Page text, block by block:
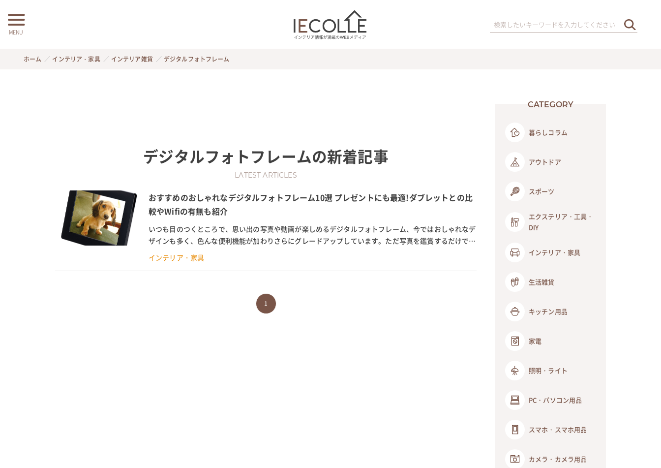
MENU
ホーム インテリア・家具 インテリア雑貨 デジタルフォトフレーム
デジタルフォトフレームの新着記事
LATEST ARTICLES
おすすめのおしゃれなデジタルフォトフレーム10選 プレゼントにも最適!ダブレットとの比
較やWifiの有無も紹介
いつも目のつくところで、思い出の写真や動画が楽しめるデジタルフォトフレーム、今ではおしゃれなデ
ザインも多く、色んな便利機能が加わりさらにグレードアップしています。ただ写真を鑑賞するだけでな
く、データを入れて送ることもできるので、結婚祝や...
インテリア・家具
1
CATEGORY
暮らしコラム
アウトドア
スポーツ
エクステリア・工具・
DIY
インテリア・家具
生活雑貨
キッチン用品
家電
照明・ライト
PC・パソコン用品
スマホ・スマホ用品
カメラ・カメラ用品